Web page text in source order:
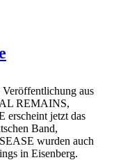
aus
REMAINS,
jetzt das
Band,
wurden auch
in Eisenberg.